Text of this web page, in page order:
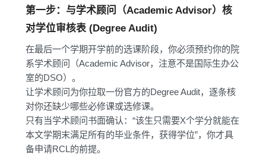
第一步：与学术顾问（Academic Advisor）核
对学位审核表 (Degree Audit)
在最后一个学期开学前的选课阶段，你必须预约你的院
系学术顾问（Academic Advisor，注意不是国际生办公
室的DSO）。
让学术顾问为你拉取一份官方的Degree Audit，逐条核
对你还缺少哪些必修课或选修课。
只有当学术顾问书面确认：“该生只需要X个学分就能在
本文学期末满足所有的毕业条件，获得学位”，你才具
备申请RCL的前提。